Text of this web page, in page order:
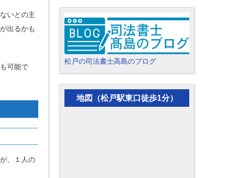
いとの主
出るかも
可能で
、１人の
松戸の司法書士高島のブログ
地図（松戸駅東口徒歩1分）